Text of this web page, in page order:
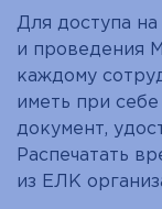
Для доступа
и проведения
каждому
иметь при
документ,
Распечатать
из ЕЛК